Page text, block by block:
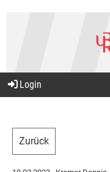
Login
Zurück